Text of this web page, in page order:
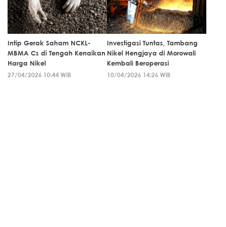
Intip Gerak Saham NCKL-
MBMA Cs di Tengah Kenaikan
Harga Nikel
27/04/2026 10:44 WIB
Investigasi Tuntas, Tambang
Nikel Hengjaya di Morowali
Kembali Beroperasi
10/04/2026 14:26 WIB